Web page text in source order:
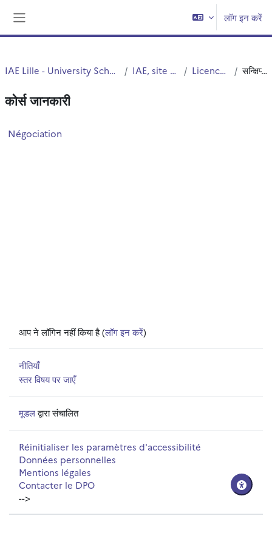
लॉग इन करें
IAE Lille - University School of Management IAE, site Vieux Lille Licence 3 & Pro सन्क्षिप्त विवरण
कोर्स जानकारी
Négociation
आप ने लॉगिन नहीं किया है (लॉग इन करें)
नीतियाँ
स्तर विषय पर जाएँ
मूडलद्वारा संचालित
Réinitialiser les paramètres d'accessibilité
Données personnelles
Mentions légales
Contacter le DPO
-->